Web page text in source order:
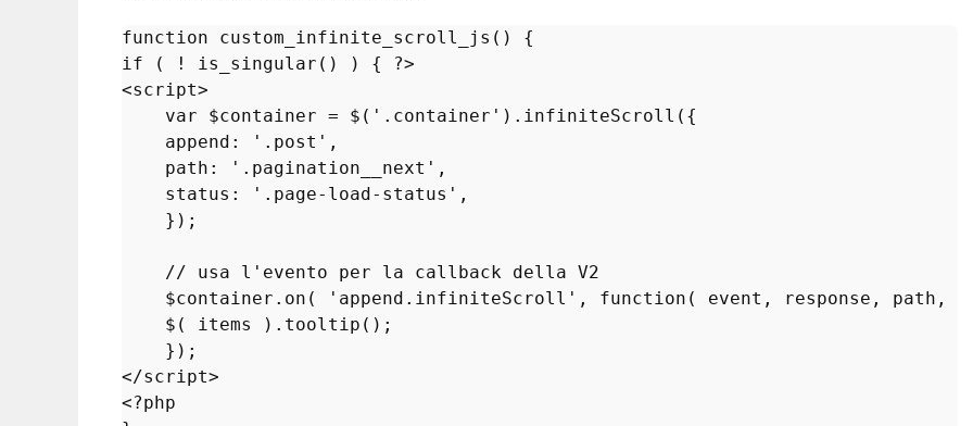
function custom_infinite_scroll_js ( )
if ( ! is_singular () ) {
?>
<script>
var
$container = $( '.container' ). infiniteScroll ({
append : '.post' ,
path : '.pagination__next' ,
status : '.page-load-status' ,
    });
// usa l'evento per la callback della V2
$container . on ( 'append.infiniteScroll' , function( event, response, path,
    $( items ).
tooltip ();
    });
<?php